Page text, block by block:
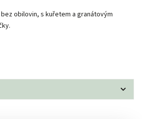
obilovin, s kuřetem a granátovým